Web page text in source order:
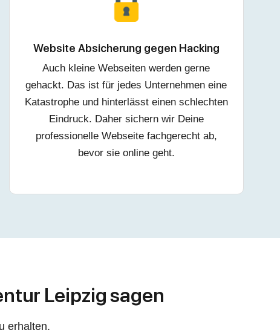
Website Absicherung gegen Hacking
Auch kleine Webseiten werden gerne
gehackt. Das ist für jedes Unternehmen eine
Katastrophe und hinterlässt einen schlechten
Eindruck. Daher sichern wir Deine
professionelle Webseite fachgerecht ab,
bevor sie online geht.
Leipzig sagen
erhalten.